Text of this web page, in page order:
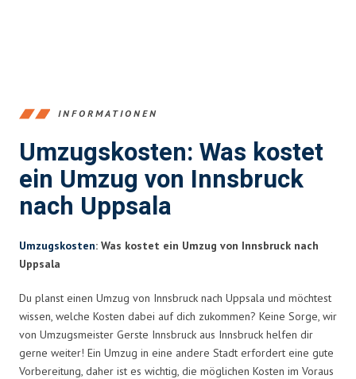
INFORMATIONEN
Umzugskosten: Was kostet
ein Umzug von Innsbruck
nach Uppsala
Umzugskosten: Was kostet ein Umzug von Innsbruck nach
Uppsala
Du planst einen Umzug von Innsbruck nach Uppsala und möchtest
wissen, welche Kosten dabei auf dich zukommen? Keine Sorge, wir
von Umzugsmeister Gerste Innsbruck aus Innsbruck helfen dir
gerne weiter! Ein Umzug in eine andere Stadt erfordert eine gute
Vorbereitung, daher ist es wichtig, die möglichen Kosten im Voraus